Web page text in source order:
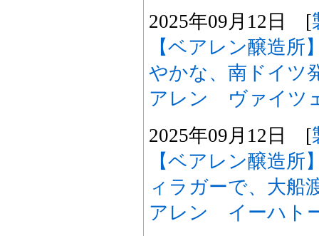
2025年09月12日 [
【ベアレン醸造
やかな、南ドイツ
アレン ヴァイツ
2025年09月12日 [
【ベアレン醸造
ィラガーで、大船
アレン イーハト